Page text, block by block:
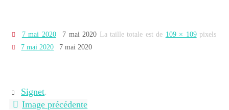
7 mai 2020 7 mai 2020 La taille totale est de 109 × 109pixels
7 mai 2020
7 mai 2020
Signet.
Image précédente